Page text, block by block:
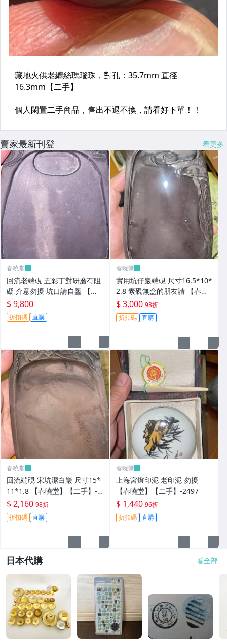
賣家最新刊登 看更多
春曉堂
回流老端硯 五彩丁對研磨有阻
礙 介意勿擾 坑口請自鑒 【春
曉堂】【二手】-2502
$ 9,800
折扣碼 直購
春曉堂
實用坑仔巖端硯 尺寸16.5*10*
2.8 素硯無盒的朋友請 【春曉
堂】【二手】-2494
$ 3,000 98折
折扣碼 直購
春曉堂
回流端硯 宋坑潔白巖 尺寸15*
11*1.8 【春曉堂】【二手】-2
493
$ 2,160 98折
折扣碼 直購
春曉堂
上海宮燈印泥 老印泥 勿擾
【春曉堂】【二手】-2497
$ 1,440 96折
折扣碼 直購
日本代購 看全部